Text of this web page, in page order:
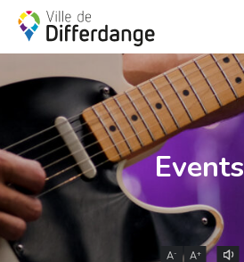
Events
A- A+